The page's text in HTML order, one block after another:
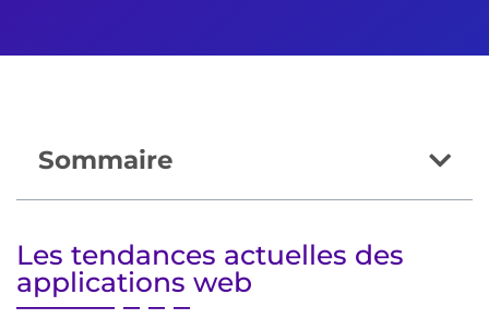
Sommaire
Les tendances actuelles des
applications web